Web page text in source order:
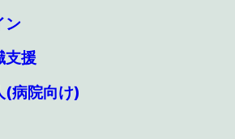
ン
支援
(病院向け)